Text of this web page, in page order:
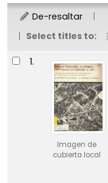
De-resaltar
Select titles to:
Resultados
1.
Imagen de
cubierta local